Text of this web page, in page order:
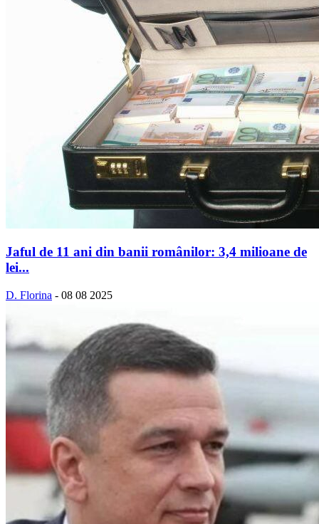
Jaful de 11 ani din banii românilor: 3,4 milioane de
lei...
D. Florina - 08 08 2025